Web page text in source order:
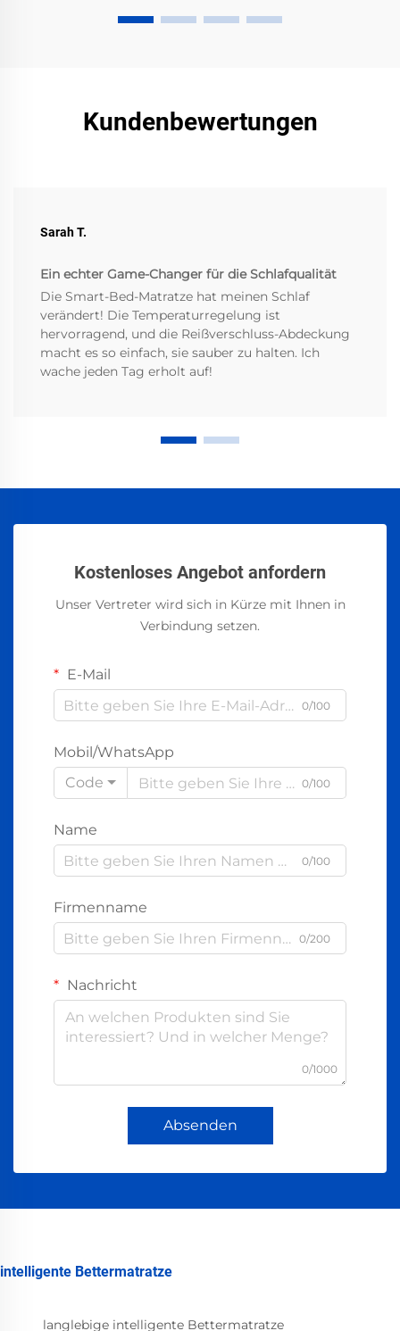
Kundenbewertungen
Sarah T.
Ein echter Game-Changer für die Schlafqualität
Die Smart-Bed-Matratze hat meinen Schlaf
verändert! Die Temperaturregelung ist
hervorragend, und die Reißverschluss-Abdeckung
macht es so einfach, sie sauber zu halten. Ich
wache jeden Tag erholt auf!
Kostenloses Angebot anfordern
Unser Vertreter wird sich in Kürze mit Ihnen in
Verbindung setzen.
E-Mail
0/100
Mobil/WhatsApp
Code
0/100
Name
0/100
Firmenname
0/200
Nachricht
0/1000
Absenden
intelligente Bettermatratze
langlebige intelligente Bettermatratze